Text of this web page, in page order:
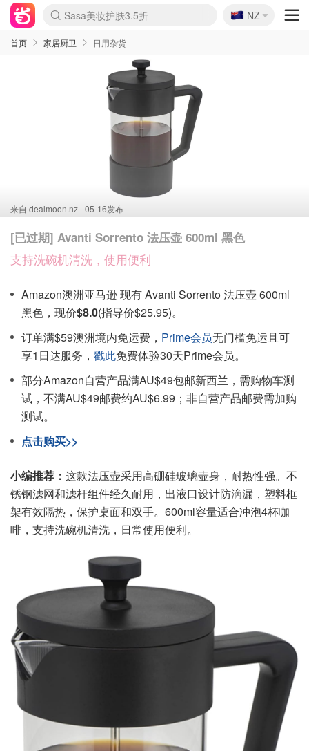
lululemon折扣上新
Sasa美妆护肤3.5折
SSENSE年中2.5折
FreshBeauty好价汇总
Cettire降价+叠9折
WWS Coles超市实拍
viagogo二手票捡漏
Myer超级周末
The Outnet奢牌1折起
David Jones 3折起
Flannels大牌1折
Perfumes Club护肤1折
AMIRO面罩$251
Amazon折扣汇总
eToro入金$200送$50
Amazon数码好物
ICONIC本周7.5折
ThedoubleF高奢地板价
Moose Knuckles 6折
丝芙兰5折起
EUFY摄像头$98
Selenichast首饰2折
Trip机票酒店促销
YSL送5件彩妆礼
Amazon家居好物
Amazon美妆护肤
雅漾大喷$8
过敏原检测盒$33
伊索独家赠50ml沐浴露
科颜氏高保湿面霜$29
SEALIFE海洋馆门票6折
丝塔芙大白罐$16
订阅Newsletter送香薰
Cult Beauty 6.8折
Harrods圣诞日历$525
LN-CC奢牌私促3折
d'Alba空姐喷雾$16
EVE LOM套装£56
Bernardelli独家4折
Adore Beauty 6折起
CT圣诞日历
Mytheresa奢品2.7折
Luxury Escapes 9折
Currentbody美容仪$881
MOON Garden Live
Roborock扫地机$649
Tingo Life水杯$24
Valentino官网5折
CR洗护套装$23
修丽可4件套$159
Myer彩妆2件7折
GANNI官网4.5折
Stylevana韩妆4折
Tessabit高奢8.5折
OGX洗发水$11
Amazon阿德莱德次日达
卡诗8.5折+赠礼
Philips Hue灯具8折
🇳🇿
NZ
首页 家居厨卫 日用杂货
来自 dealmoon.nz 05-16发布
[已过期] Avanti Sorrento 法压壶 600ml 黑色
支持洗碗机清洗，使用便利
Amazon澳洲亚马逊 现有 Avanti Sorrento 法压壶 600ml
黑色，现价$8.0(指导价$25.95)。
订单满$59澳洲境内免运费， Prime会员无门槛免运且可
享1日达服务， 戳此免费体验30天Prime会员。
部分Amazon自营产品满AU$49包邮新西兰，需购物车测
试，不满AU$49邮费约AU$6.99；非自营产品邮费需加购
测试。
点击购买>>
小编推荐： 这款法压壶采用高硼硅玻璃壶身，耐热性强。不
锈钢滤网和滤杆组件经久耐用，出液口设计防滴漏，塑料框
架有效隔热，保护桌面和双手。600ml容量适合冲泡4杯咖
啡，支持洗碗机清洗，日常使用便利。